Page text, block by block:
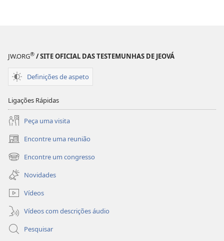
JW.ORG® / SITE OFICIAL DAS TESTEMUNHAS DE JEOVÁ
Definições de aspeto
Ligações Rápidas
Peça uma visita
Encontre uma reunião
(abre
uma
nova
janela)
Encontre um congresso
(abre
uma
nova
janela)
Novidades
Vídeos
Vídeos com descrições áudio
Pesquisar